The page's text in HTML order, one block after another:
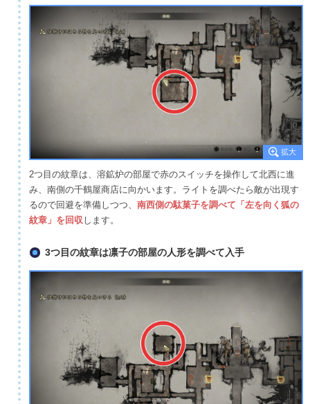
2つ目の紋章は、溶鉱炉の部屋で赤のスイッチを操作して北西に進
み、南側の千鶴屋商店に向かいます。ライトを調べたら敵が出現す
るので回避を準備しつつ、 南西側の駄菓子を調べて「左を向く狐の
紋章」を回収します。
3つ目の紋章は凛子の部屋の人形を調べて入手